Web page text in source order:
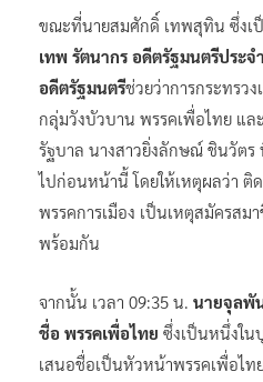
ขณะที่นายสมศักดิ์ เทพสุทิน ซึ่งเ
เทพ รัตนากร อดีตรัฐมนตรีประ
อดีตรัฐมนตรีช่วยว่าการกระทรว
กลุ่มวังบัวบาน พรรคเพื่อไทย แล
รัฐบาล นางสาวยิ่งลักษณ์ ชินวัตร
ไปก่อนหน้านี้ โดยให้เหตุผลว่า ติ
พรรคการเมือง เป็นเหตุสมัครสม
พร้อมกัน
จากนั้น เวลา 09:35 น. นายจุลพั
ชื่อ พรรคเพื่อไทย ซึ่งเป็นหนึ่งใน
เสนอชื่อเป็นหัวหน้าพรรคเพื่อไ